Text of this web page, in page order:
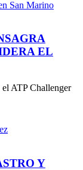
EL
ATP Challenger
Y